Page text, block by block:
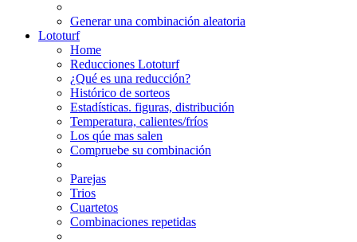
Generar una combinación aleatoria
Lototurf
Home
Reducciones Lototurf
¿Qué es una reducción?
Histórico de sorteos
Estadísticas. figuras, distribución
Temperatura, calientes/fríos
Los qúe mas salen
Compruebe su combinación
Parejas
Trios
Cuartetos
Combinaciones repetidas